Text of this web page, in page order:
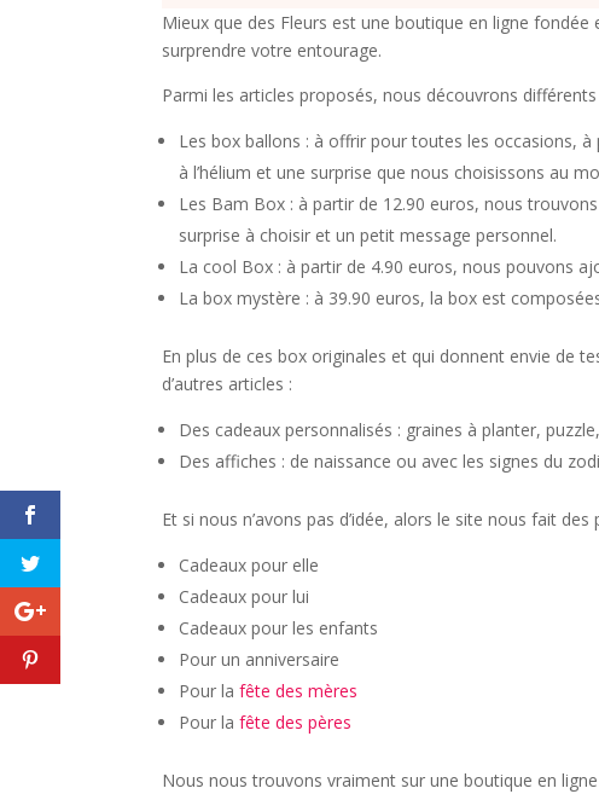
Mieux que des Fleurs est une boutique en ligne
surprendre votre entourage.
Parmi les articles proposés, nous découvrons
Les box ballons : à offrir pour toutes les occasions,
à l’hélium et une surprise que nous choisissons au
Les Bam Box : à partir de 12.90 euros, nous
surprise à choisir et un petit message personnel.
La cool Box : à partir de 4.90 euros, nous pouvons
La box mystère : à 39.90 euros, la box est
En plus de ces box originales et qui donnent envie de
d’autres articles :
Des cadeaux personnalisés : graines à planter,
Des affiches : de naissance ou avec les signes du
Et si nous n’avons pas d’idée, alors le site nous fait
Cadeaux pour elle
Cadeaux pour lui
Cadeaux pour les enfants
Pour un anniversaire
Pour lafête des mères
Pour lafête des pères
Nous nous trouvons vraiment sur une boutique en